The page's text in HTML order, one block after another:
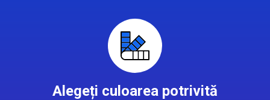
Alegeți culoarea potrivită